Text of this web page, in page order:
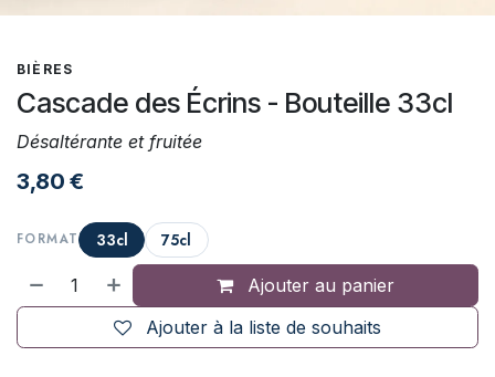
BIÈRES
Cascade des Écrins - Bouteille 33cl
Désaltérante et fruitée
3,80 €
FORMAT 33cl 75cl
Ajouter au panier
Ajouter à la liste de souhaits